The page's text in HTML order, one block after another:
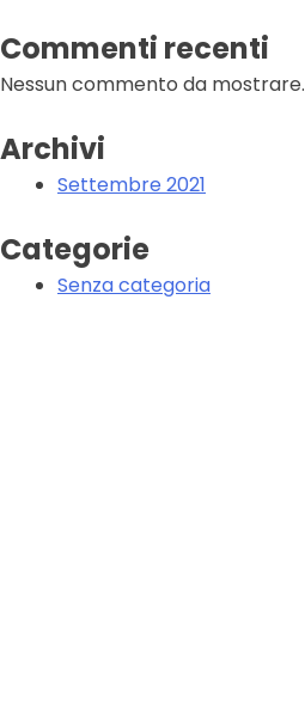
Commenti recenti
Nessun commento da mostrare.
Archivi
Settembre 2021
Categorie
Senza categoria